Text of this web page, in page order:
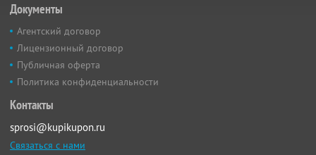
Документы
Агентский договор
Лицензионный договор
Публичная оферта
Политика конфиденциальности
Контакты
sprosi@kupikupon.ru
Связаться с нами